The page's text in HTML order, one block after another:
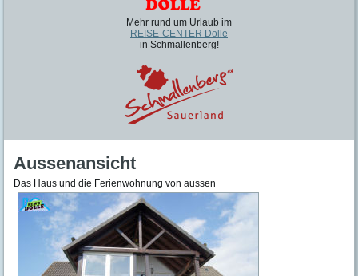
Mehr rund um Urlaub im
REISE-CENTER Dolle
in Schmallenberg!
Aussenansicht
Das Haus und die Ferienwohnung von aussen